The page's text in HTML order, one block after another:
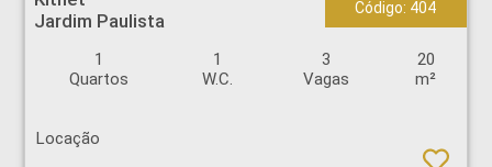
Jardim Paulista
Código: 404
1
Quartos
1
W.C.
3
Vagas
20
m²
Locação